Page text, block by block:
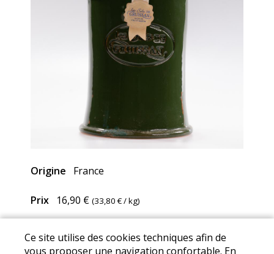
Origine France
Prix 16,90 € (33,80 €/ kg)
Mentions LégalesIConditions Générales de Ventes
Ce site utilise des cookies techniques afin de
vous proposer une navigation confortable. En